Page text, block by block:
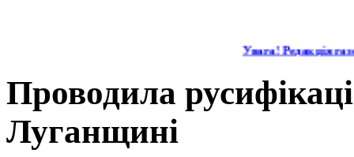
Увага! Редакція
Проводила
Луганщині